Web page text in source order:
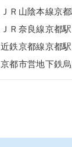
ＪＲ山陰本線京
ＪＲ奈良線京都
近鉄京都線京都
京都市営地下鉄